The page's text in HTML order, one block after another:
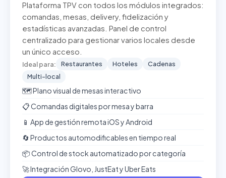
Plataforma TPV con todos los módulos integrados:
comandas, mesas, delivery, fidelización y
estadísticas avanzadas. Panel de control
centralizado para gestionar varios locales desde
un único acceso.
Ideal para: Restaurantes Hoteles
Cadenas
Multi-local
🗺️ Plano visual de mesas interactivo
📋 Comandas digitales por mesa y barra
📱 App de gestión remota iOS y Android
🔄 Productos automodificables en tiempo real
📦 Control de stock automatizado por categoría
🚀 Integración Glovo, JustEat y Uber Eats